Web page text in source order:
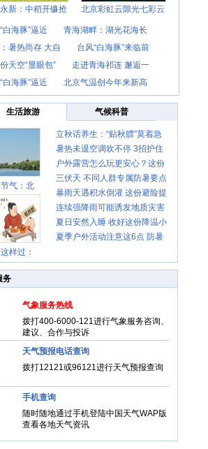
新：中稻开镰抢 北京彩虹云隙光七彩云
白海豚”逼近
青海湖畔：湖光花海长
暑热尚存 大自
台风“白海豚”来临前
天空“显眼包”
走进青海祁连 邂逅一
白海豚”逼近
北京气温创今年来新高
生活旅游 气候科普
气：北
样过：
立秋话养生：“贴秋膘”莫着急
先清暑再防燥
暑热未退空调吹不停 3招护住
肩颈不酸痛
户外露营怎么玩更安心？这份
攻略请收好
三伏天 不同人群专属防暑要点
请收好
暴雨天遇积水倒灌 这份避险提
示请收好
连续强降雨可能诱发地质灾害
这些前兆要知道
夏日安然入睡 收好这份降温小
贴士
夏季户外活动注意这6点 防暑
务
气象服务热线
拨打400-6000-121进行气象服务咨询、
建议、合作与投诉
天气预报电话查询
拨打12121或96121进行天气预报查询
手机查询
随时随地通过手机登陆中国天气WAP版
查看各地天气资讯